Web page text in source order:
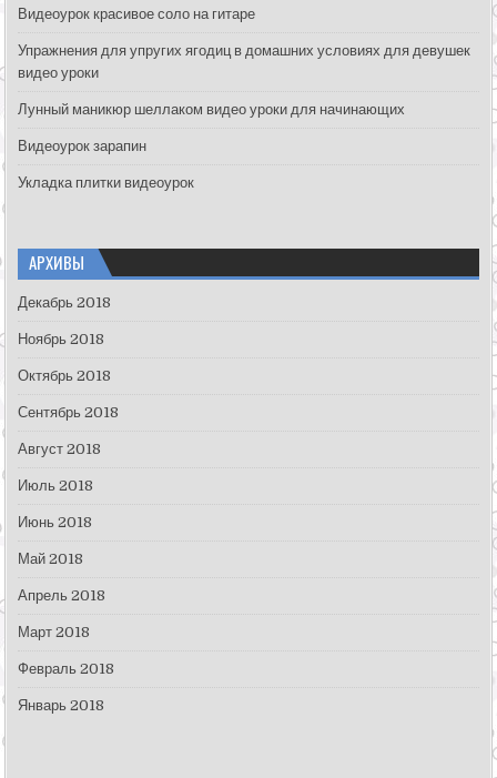
f
r
:
Видеоурок красивое соло на гитаре
Упражнения для упругих ягодиц в домашних условиях для девушек
видео уроки
Лунный маникюр шеллаком видео уроки для начинающих
Видеоурок зарапин
Укладка плитки видеоурок
АРХИВЫ
Декабрь 2018
Ноябрь 2018
Октябрь 2018
Сентябрь 2018
Август 2018
Июль 2018
Июнь 2018
Май 2018
Апрель 2018
Март 2018
Февраль 2018
Январь 2018